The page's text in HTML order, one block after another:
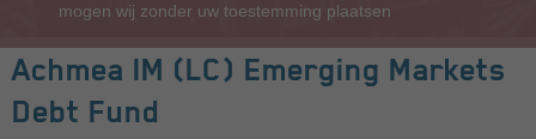
mogen wij zonder uw toestemming plaatsen
Achmea IM (LC) Emerging Markets
Debt Fund